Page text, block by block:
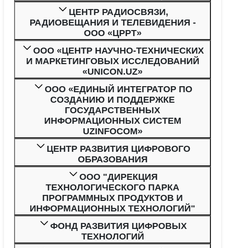
ЦЕНТР РАДИОСВЯЗИ,
РАДИОВЕЩАНИЯ И ТЕЛЕВИДЕНИЯ -
ООО «ЦРРТ»
ООО «ЦЕНТР НАУЧНО-ТЕХНИЧЕСКИХ
И МАРКЕТИНГОВЫХ ИССЛЕДОВАНИЙ
«UNICON.UZ»
ООО «ЕДИНЫЙ ИНТЕГРАТОР ПО
СОЗДАНИЮ И ПОДДЕРЖКЕ
ГОСУДАРСТВЕННЫХ
ИНФОРМАЦИОННЫХ СИСТЕМ
UZINFOCOM»
ЦЕНТР РАЗВИТИЯ ЦИФРОВОГО
ОБРАЗОВАНИЯ
ООО "ДИРЕКЦИЯ
ТЕХНОЛОГИЧЕСКОГО ПАРКА
ПРОГРАММНЫХ ПРОДУКТОВ И
ИНФОРМАЦИОННЫХ ТЕХНОЛОГИЙ"
ФОНД РАЗВИТИЯ ЦИФРОВЫХ
ТЕХНОЛОГИЙ